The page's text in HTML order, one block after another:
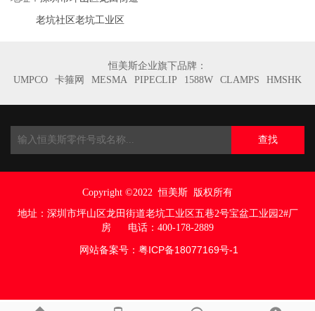
老坑社区老坑工业区
恒美斯企业旗下品牌：
UMPCO
卡箍网 MESMA PIPECLIP 1588W CLAMPS HMSHK
查找
Copyright ©2022 恒美斯 版权所有
地址： 深圳市坪山区龙田街道老坑工业区五巷2号宝盆工业园2#厂
房 电话：400-178-2889
网站备案号： 粤ICP备18077169号-1